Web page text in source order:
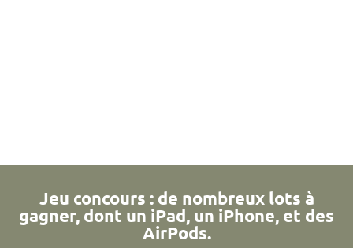
Jeu concours : de nombreux lots à
gagner, dont un iPad, un iPhone, et des
AirPods.